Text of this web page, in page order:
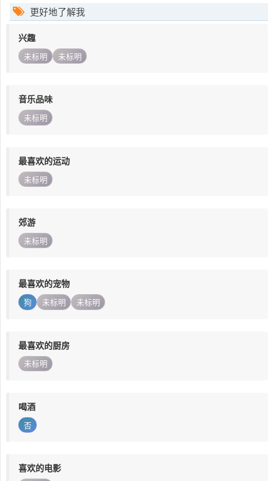
更好地了解我
兴趣
未标明 未标明
音乐品味
未标明
最喜欢的运动
未标明
郊游
未标明
最喜欢的宠物
狗 未标明 未标明
最喜欢的厨房
未标明
喝酒
否
喜欢的电影